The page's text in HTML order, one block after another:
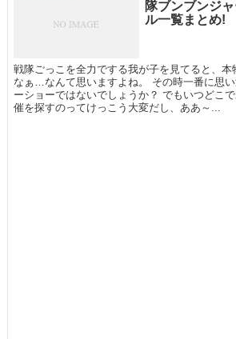
隊ブンブンジ
ル一覧まとめ!
戦隊ごっこを全力でする我が子を見てると、
なぁ…なんて思いますよね。 その時一番に思
ーショーではないでしょうか？ でもいつどこ
催を探すのってけっこう大変だし、ああ～...